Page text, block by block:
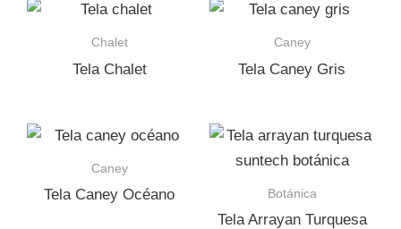
Chalet
Tela Chalet
Caney
Tela Caney Gris
Caney
Tela Caney Océano Botánica
Tela Arrayan Turquesa